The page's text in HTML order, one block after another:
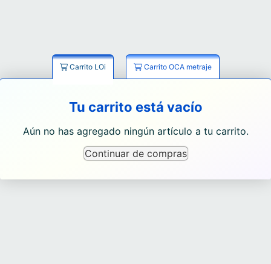
Carrito LOi Carrito OCA metraje
Tu carrito está vacío
Aún no has agregado ningún artículo a tu carrito.
Continuar de compras